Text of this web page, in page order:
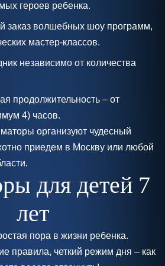
героев ребенка.
заказ волшебных шоу программ,
мастер-классов.
независимо от количества
продолжительность – от
4) часов.
организуют чудесный
приедем в Москву или любой
для детей 7
лет
пора в жизни ребенка.
правила, четкий режим дня – как